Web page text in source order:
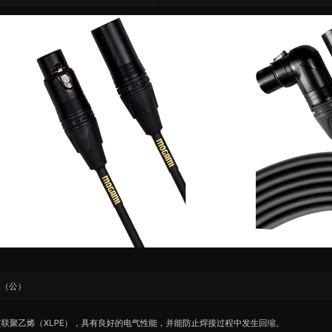
公）
聚乙烯（XLPE），具有良好的电气性能，并能防止焊接过程中发生回缩。